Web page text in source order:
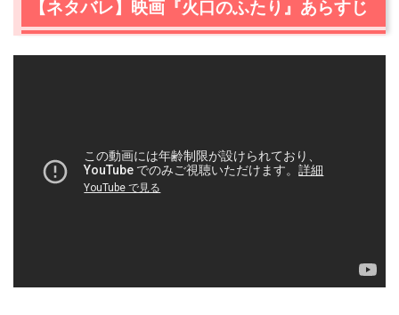
【ネタバレ】映画『火口のふたり』あらすじ